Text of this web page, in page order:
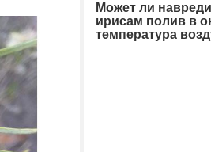
Может ли
ирисам полив в
температура